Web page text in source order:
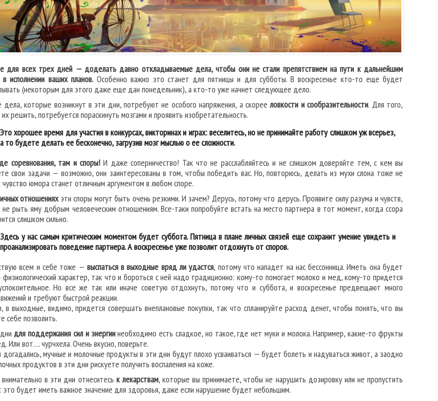
для всех трех дней — доделать давно откладываемые дела, чтобы они не стали препятствием на пути к дальнейшим
исполнении ваших планов.Особенно важно это станет для пятницы и для субботы. В воскресенье кто-то еще будет
(некоторым для этого даже еще дан понедельник), а кто-то уже начнет следующее дело.
дела, которые возникнут в эти дни, потребуют не особого напряжения, а скорееловкости и сообразительности. Для того,
решить, потребуется пораскинуть мозгами и проявить изобретательность.
Это хорошее время для участия в конкурсах, викторинах и играх: веселитесь, но не принимайте работу слишком уж всерьез,
а то будете делать ее бесконечно, загрузив мозг мыслью о ее сложности.
соревнования, там и споры! И даже соперничество! Так что не расслабляйтесь и не слишком доверяйте тем, с кем вы
свои задачи — возможно, они заинтересованы в том, чтобы победить вас. Но, повторюсь, делать из мухи слона тоже не
чувство юмора станет отличным аргументом в любом споре.
отношенияхэти споры могут быть очень резкими. И зачем? Дерусь, потому что дерусь. Проявите силу разума и чувств,
рыть яму добрым человеческим отношениям. Все-таки попробуйте встать на место партнера в тот момент, когда ссора
слишком сильно.
Здесь у нас самым критическим моментом будет суббота. Пятница в плане личных связей еще сохранит умение увидеть и
проанализировать поведение партнера. А воскресенье уже позволит отдохнуть от споров.
всем и себе тоже — выспаться в выходные вряд ли удастся, потому что нападет на нас бессонница. Иметь она будет
физиологический характер, так что и бороться с ней надо традиционно: кому-то помогает молоко и мед, кому-то придется
Но все же так или иначе советую отдохнуть, потому что и суббота, и воскресенье предвещают много
и требуют быстрой реакции.
в выходные, видимо, придется совершать внеплановые покупки, так что спланируйте расход денег, чтобы понять, что вы
себе позволить.
для поддержания сил и энергиинеобходимо есть сладкое, но такое, где нет муки и молока. Например, какие-то фрукты
Или вот…. чурчхела. Очень вкусно, поверьте.
догадались, мучные и молочные продукты в эти дни будут плохо усваиваться — будет болеть и надуваться живот, а заодно
продуктов в эти дни рискуете получить воспаления на коже.
в эти дни отнеситесь к лекарствам, которые вы принимаете, чтобы не нарушить дозировку или не пропустить
это будет иметь важное значение для здоровья, даже если нарушение будет небольшим.